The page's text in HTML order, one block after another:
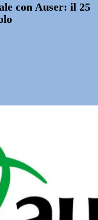
con Auser: il 25